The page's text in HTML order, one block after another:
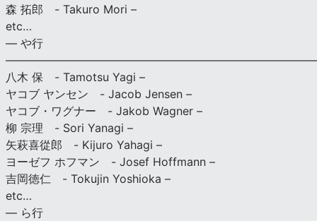
森 拓郎 - Takuro Mori –
etc…
— や行
八木 保 - Tamotsu Yagi –
ヤコブ ヤンセン - Jacob Jensen –
ヤコブ・ワグナー - Jakob Wagner –
柳 宗理 - Sori Yanagi –
矢萩喜從郎 - Kijuro Yahagi –
ヨーゼフ ホフマン - Josef Hoffmann –
吉岡徳仁 - Tokujin Yoshioka –
etc…
— ら行